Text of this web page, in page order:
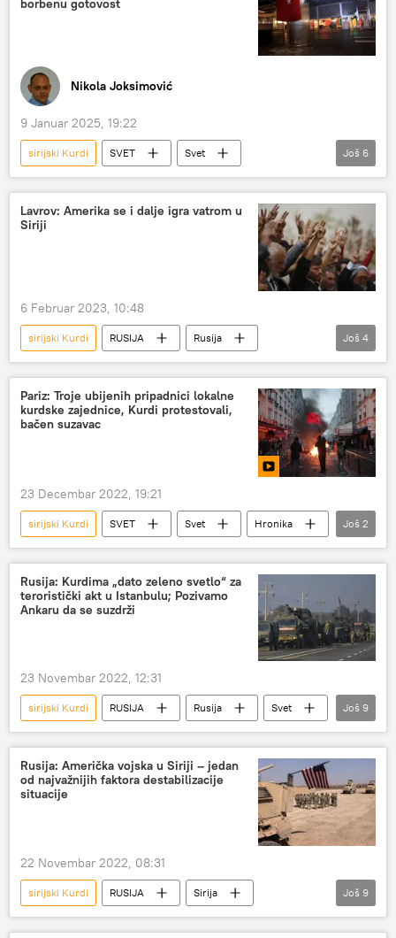
borbenu gotovost
Nikola Joksimović
9 Januar 2025, 19:22
sirijski Kurdi SVET
Svet
Svet – politika
Turska
Turska vojska
Sirija
Kurdi
Radnička partija Kurdistana
Još 6
Lavrov: Amerika se i dalje igra vatrom u
Siriji
6 Februar 2023, 10:48
sirijski Kurdi RUSIJA
Rusija
Rusija – politika
SAD
Sirija
Kurdi
Još 4
Pariz: Troje ubijenih pripadnici lokalne
kurdske zajednice, Kurdi protestovali,
bačen suzavac
23 Decembar 2022, 19:21
sirijski Kurdi SVET Svet
Hronika
Svet – politika
Francuska
Još 2
Rusija: Kurdima „dato zeleno svetlo“ za
teroristički akt u Istanbulu; Pozivamo
Ankaru da se suzdrži
23 Novembar 2022, 12:31
sirijski Kurdi RUSIJA Rusija
Svet
Svet – politika
Sirija
Aleksandar Lavrentjev
Turska
pregovori
Kina SAD
Izrael
Još 9
Rusija: Američka vojska u Siriji – jedan
od najvažnijih faktora destabilizacije
situacije
22 Novembar 2022, 08:31
sirijski Kurdi RUSIJA
Sirija
rat u Siriji
Idlib
Još 9